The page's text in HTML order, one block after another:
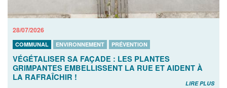
28/07/2026
COMMUNAL ENVIRONNEMENT PRÉVENTION
VÉGÉTALISER SA FAÇADE : LES PLANTES
GRIMPANTES EMBELLISSENT LA RUE ET AIDENT À
LA RAFRAÎCHIR !
LIRE PLUS